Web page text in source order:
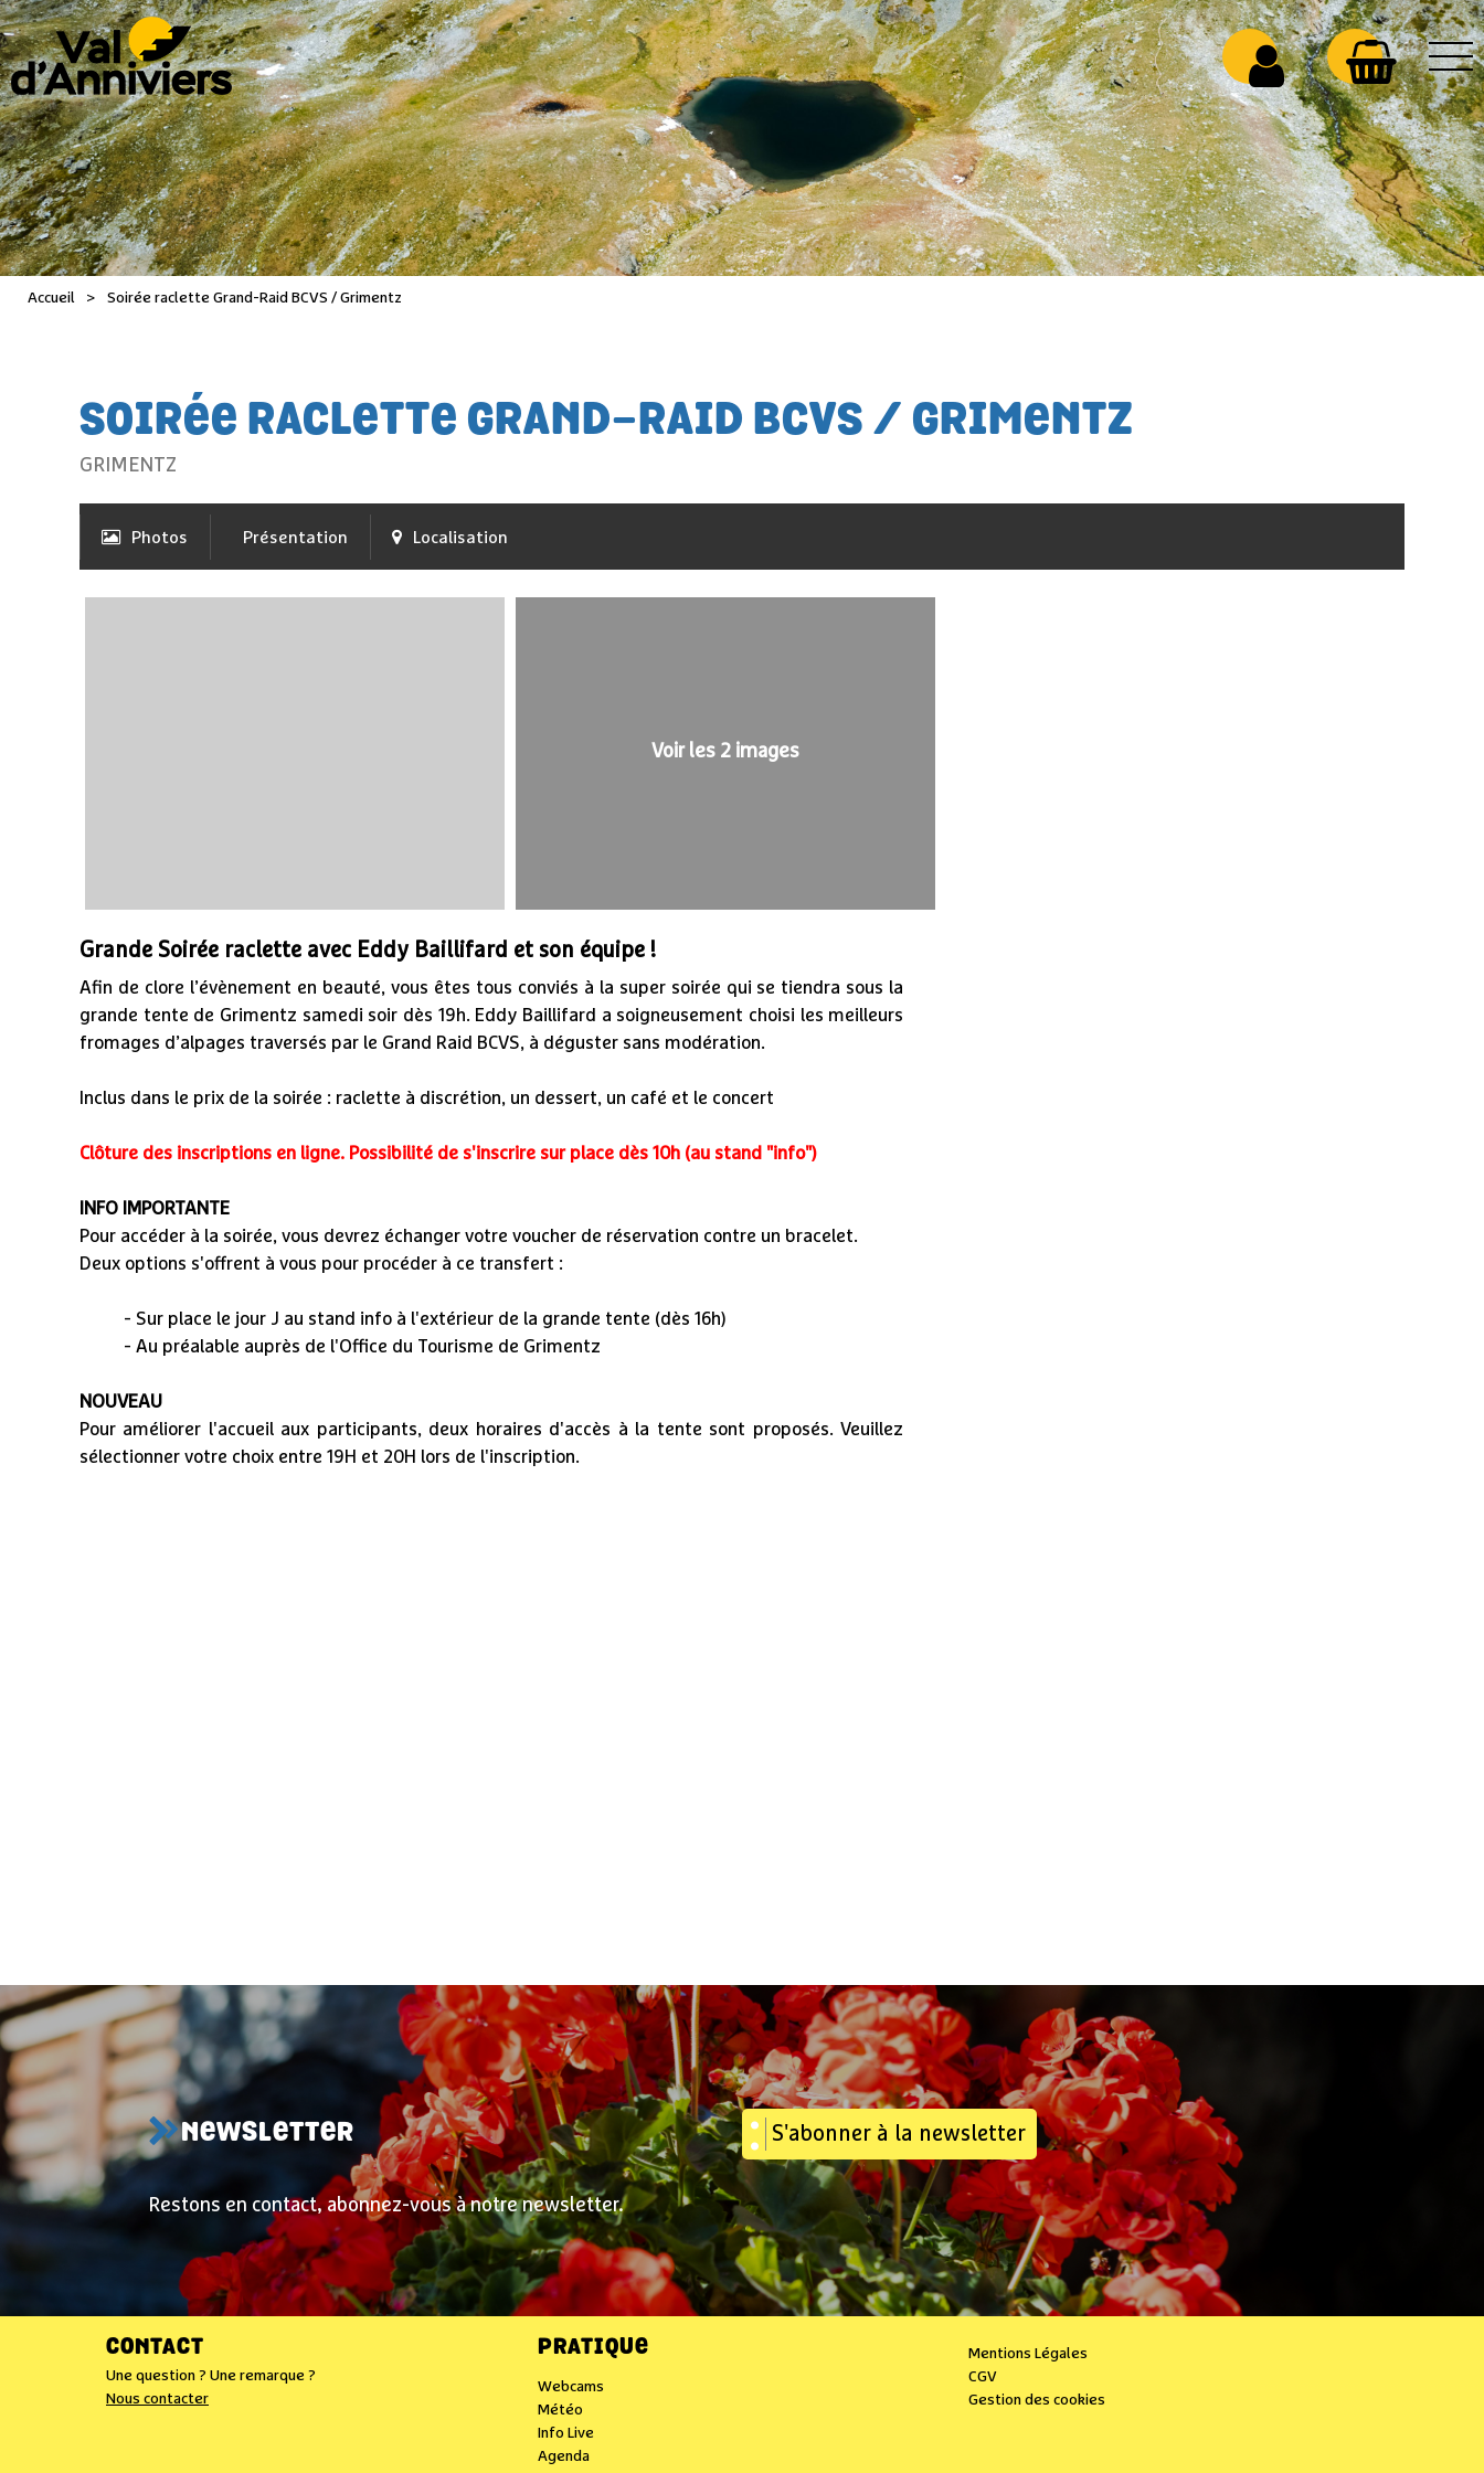
Accueil > Soirée raclette Grand-Raid BCVS / Grimentz
SOIRÉE RACLETTE GRAND-RAID BCVS / GRIMENTZ
GRIMENTZ
Photos Présentation Localisation
Voir les 2 images
1/2
Grande Soirée raclette avec Eddy Baillifard et son équipe !
Afin de clore l’évènement en beauté, vous êtes tous conviés à la super soirée qui se tiendra sous la
grande tente de Grimentz samedi soir dès 19h. Eddy Baillifard a soigneusement choisi les meilleurs
fromages d’alpages traversés par le Grand Raid BCVS, à déguster sans modération.
Inclus dans le prix de la soirée : raclette à discrétion, un dessert, un café et le concert
Clôture des inscriptions en ligne. Possibilité de s'inscrire sur place dès 10h (au stand "info")
INFO IMPORTANTE
Pour accéder à la soirée, vous devrez échanger votre voucher de réservation contre un bracelet.
Deux options s'offrent à vous pour procéder à ce transfert :
- Sur place le jour J au stand info à l'extérieur de la grande tente (dès 16h)
- Au préalable auprès de l'Office du Tourisme de Grimentz
NOUVEAU
Pour améliorer l'accueil aux participants, deux horaires d'accès à la tente sont proposés. Veuillez
sélectionner votre choix entre 19H et 20H lors de l'inscription.
NEWSLETTER
Restons en contact, abonnez-vous à notre newsletter.
S'abonner à la newsletter
CONTACT
Une question ? Une remarque ?
Nous contacter
PRATIQUE
Webcams
Météo
Info Live
Agenda
Mentions Légales
CGV
Gestion des cookies